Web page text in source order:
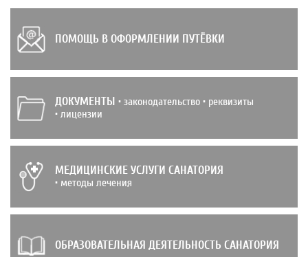
ПОМОЩЬ В ОФОРМЛЕНИИ ПУТЁВКИ
ДОКУМЕНТЫ • законодательство • реквизиты
• лицензии
МЕДИЦИНСКИЕ УСЛУГИ САНАТОРИЯ
• методы лечения
ОБРАЗОВАТЕЛЬНАЯ ДЕЯТЕЛЬНОСТЬ САНАТОРИЯ